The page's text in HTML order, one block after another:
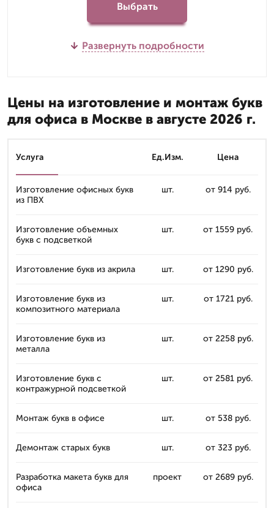
Выбрать
Развернуть подробности
Цены на изготовление и монтаж букв
для офиса в Москве в августе 2026 г.
Услуга Ед.Изм. Цена
Изготовление офисных букв
из ПВХ
шт. от 914 руб.
Изготовление объемных
букв с подсветкой
шт. от 1559 руб.
Изготовление букв из акрила шт. от 1290 руб.
Изготовление букв из
композитного материала
шт. от 1721 руб.
Изготовление букв из
металла
шт. от 2258 руб.
Изготовление букв с
контражурной подсветкой
шт. от 2581 руб.
Монтаж букв в офисе шт. от 538 руб.
Демонтаж старых букв шт. от 323 руб.
Разработка макета букв для
офиса
проект от 2689 руб.